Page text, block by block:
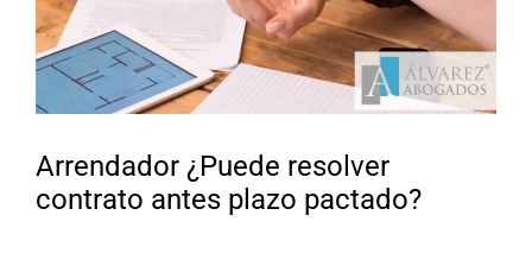
Arrendador ¿Puede resolver
contrato antes plazo pactado?